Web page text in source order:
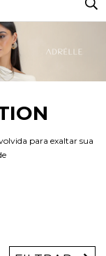
para exaltar sua